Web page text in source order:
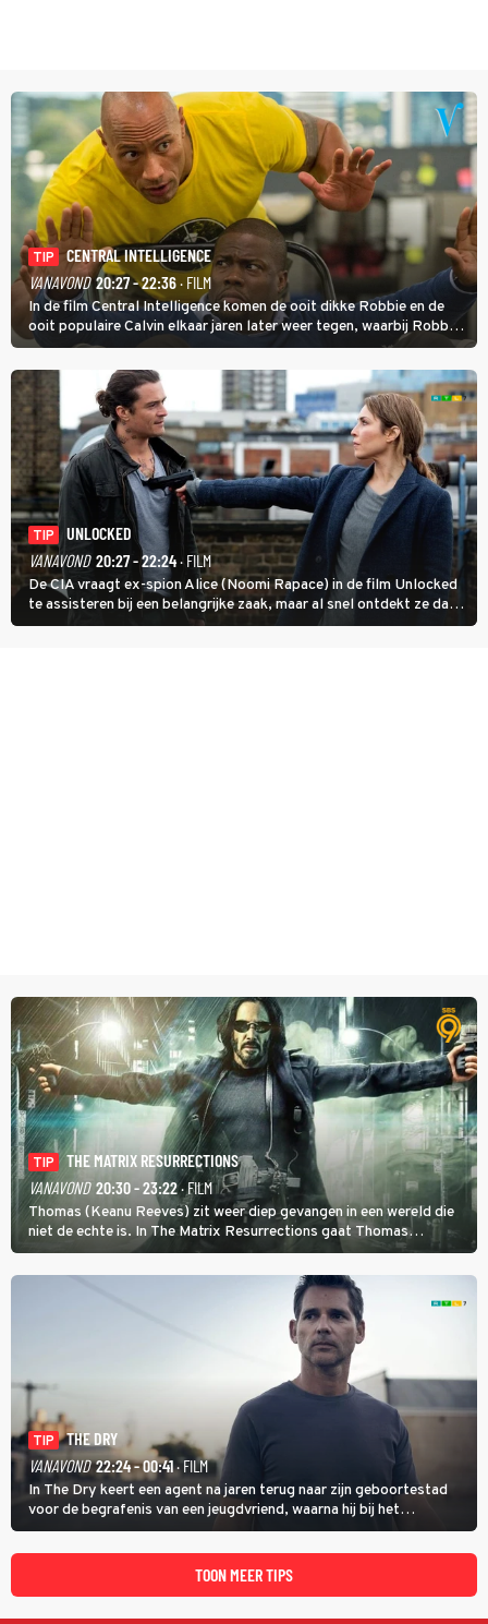
TIP
CENTRAL INTELLIGENCE
VANAVOND 20:27 - 22:36· FILM
In de film Central Intelligence komen de ooit dikke Robbie en de
ooit populaire Calvin elkaar jaren later weer tegen, waarbij Robbie,
inmiddels supergespierd en werkzaam voor de CIA, Calvins hulp
goed kan gebruiken.
TIP
UNLOCKED
VANAVOND 20:27 - 22:24· FILM
De CIA vraagt ex-spion Alice (Noomi Rapace) in de film Unlocked
te assisteren bij een belangrijke zaak, maar al snel ontdekt ze dat
degene die haar aanstelde kwade bedoelingen heeft.
TIP
THE MATRIX RESURRECTIONS
VANAVOND 20:30 - 23:22· FILM
Thomas (Keanu Reeves) zit weer diep gevangen in een wereld die
niet de echte is. In The Matrix Resurrections gaat Thomas
proberen uit deze schijnwereld te ontsnappen.
TIP
THE DRY
VANAVOND 22:24 - 00:41· FILM
In The Dry keert een agent na jaren terug naar zijn geboortestad
voor de begrafenis van een jeugdvriend, waarna hij bij het
onderzoeken van diens dood een verband begint te vermoeden
met een oude zaak.
TOON MEER TIPS